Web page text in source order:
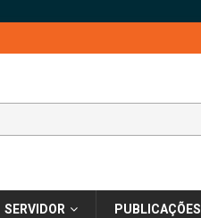
SERVIDOR PUBLICAÇÕES